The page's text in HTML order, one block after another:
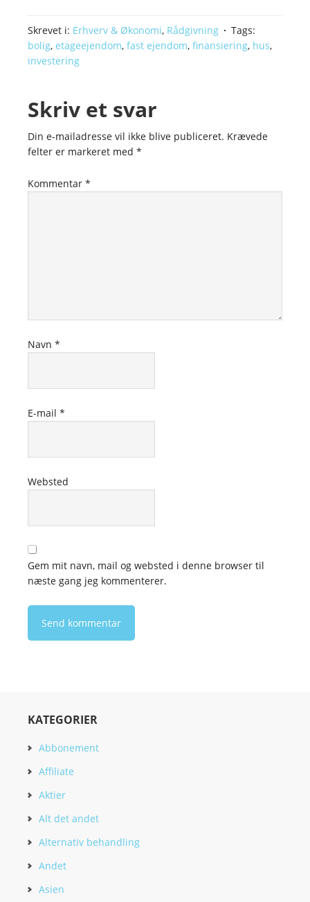
Skrevet i: Erhverv & Økonomi, Rådgivning
Tags:
bolig, etageejendom, fast ejendom, finansiering, hus,
investering
Skriv et svar
Din e-mailadresse vil ikke blive publiceret. Krævede
felter er markeret med *
Kommentar *
Navn *
E-mail *
Websted
Gem mit navn, mail og websted i denne browser til
næste gang jeg kommenterer.
KATEGORIER
Abbonement
Affiliate
Aktier
Alt det andet
Alternativ behandling
Andet
Asien